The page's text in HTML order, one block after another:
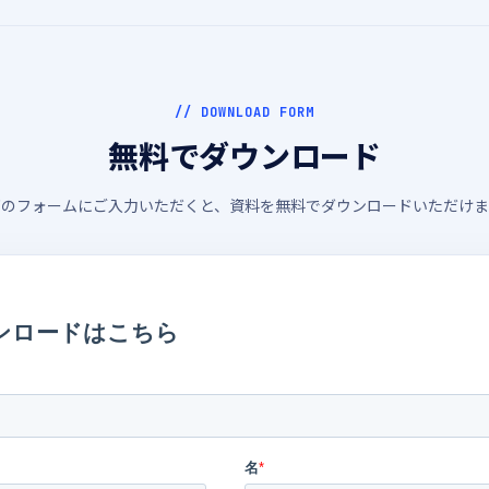
// DOWNLOAD FORM
無料でダウンロード
フォームにご入力いただくと、資料を無料でダウンロードいただけ